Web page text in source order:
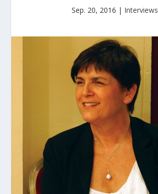
Sep. 20, 2016 | Interviews